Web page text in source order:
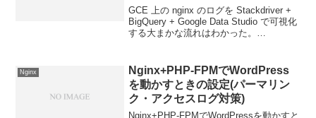
GCE 上の nginx のログを Stackdriver +
BigQuery + Google Data Studio で可視化
する大まかな流れはわかった。
Nginx
Nginx+PHP-FPMでWordPress
を動かすときの設定(パーマリン
ク・アクセスログ対策)
Nginx+PHP-FPMでWordPressを動かすと